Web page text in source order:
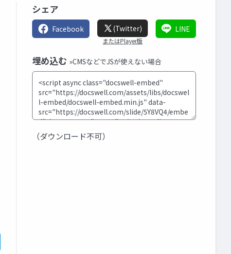
シェア
Facebook (Twitter)
またはPlayer版
LINE
埋め込む »CMSなどでJSが使えない場合
（ダウンロード不可）